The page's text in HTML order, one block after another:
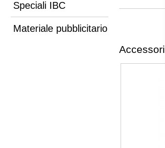
Speciali IBC
Materiale pubblicitario
Accessori